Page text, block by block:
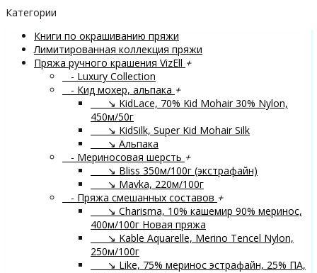
Категории
Книги по окрашиванию пряжи
Лимитированная коллекция пряжи
Пряжа ручного крашения VizEll +
- Luxury Collection
- Кид мохер, альпака +
↘ KidLace, 70% Kid Mohair 30% Nylon,
450м/50г
↘ KidSilk, Super Kid Mohair Silk
↘ Альпака
- Мериносовая шерсть +
↘ Bliss 350м/100г (экстрафайн)
↘ Mavka, 220м/100г
- Пряжа смешанных составов +
↘ Charisma, 10% кашемир 90% меринос,
400м/100г Новая пряжа
↘ Kable Aquarelle, Merino Tencel Nylon,
250м/100г
↘ Like, 75% меринос эстрафайн, 25% ПА,